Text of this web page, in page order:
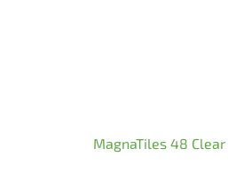
MagnaTiles 48